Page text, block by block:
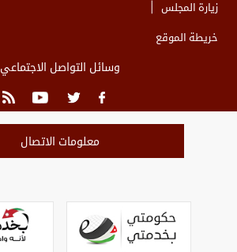
زيارة المجلس
خريطة الموقع
وسائل التواصل الاجتماعي
معلومات الاتصال